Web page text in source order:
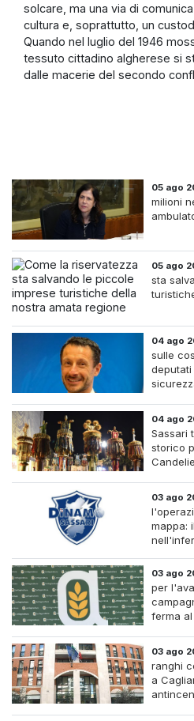
solcare, ma una via di
cultura e, soprattutto, un
Quando nel luglio del 1946
tessuto cittadino algherese si
dalle macerie del secondo
05 ago
milioni
05 ago
sta
04 ago
sulle
04 ago
Sassari
storico
03 ago
mappa:
03 ago
per
ferma
03 ago
ranghi
a